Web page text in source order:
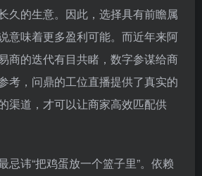
久的生意。因此，选择具有前瞻属
意味着更多盈利可能。而近年来阿
商的迭代有目共睹，数字参谋给商
考，问鼎的工位直播提供了真实的
渠道，才可以让商家高效匹配供
忌讳“把鸡蛋放一个篮子里”。依赖